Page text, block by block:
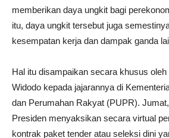
memberikan daya ungkit bagi
itu, daya ungkit tersebut juga
kesempatan kerja dan dampak ganda
Hal itu disampaikan secara khusus
Widodo kepada jajarannya di
dan Perumahan Rakyat (PUPR).
Presiden menyaksikan secara virtual
kontrak paket tender atau seleksi dini